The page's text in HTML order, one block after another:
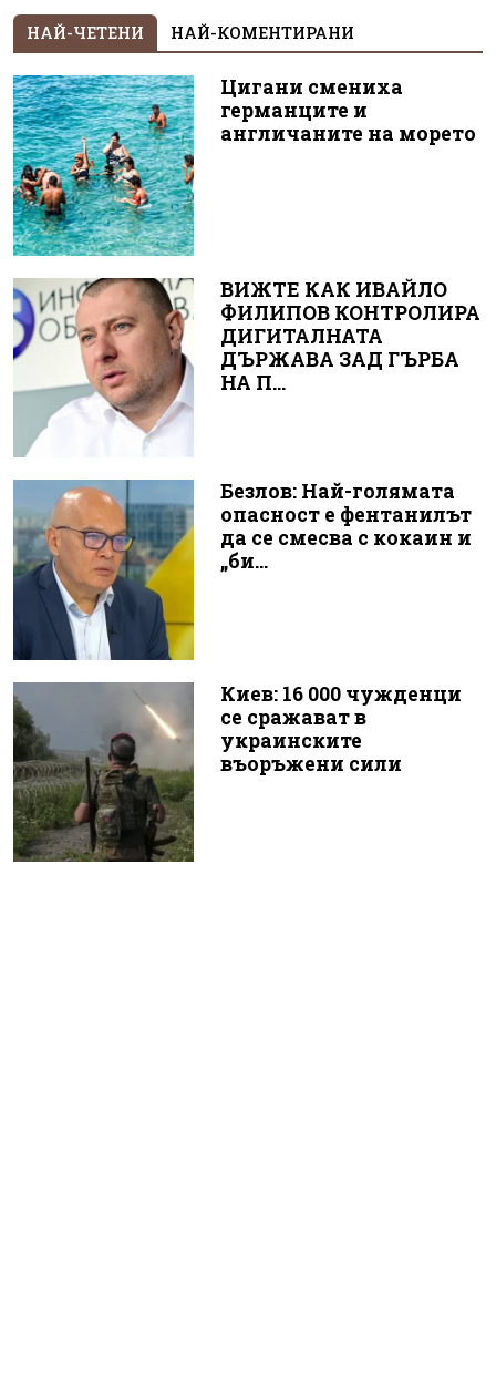
НАЙ-ЧЕТЕНИ НАЙ-КОМЕНТИРАНИ
Цигани смениха
германците и
англичаните на морето
ВИЖТЕ КАК ИВАЙЛО
ФИЛИПОВ КОНТРОЛИРА
ДИГИТАЛНАТА
ДЪРЖАВА ЗАД ГЪРБА
НА П...
Безлов: Най-голямата
опасност е фентанилът
да се смесва с кокаин и
„би...
Киев: 16 000 чужденци
се сражават в
украинските
въоръжени сили